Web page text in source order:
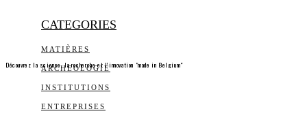
CATEGORIES
MATIÈRES
ARCHEOLOGIE
INSTITUTIONS
ENTREPRISES
Découvrez la science, la recherche et l’innovation "made in Belgium"